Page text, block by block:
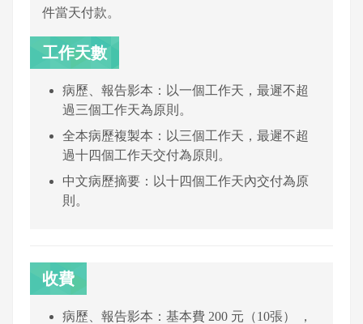
件當天付款。
工作天數
病歷、報告影本：以一個工作天，最遲不超
過三個工作天為原則。
全本病歷複製本：以三個工作天，最遲不超
過十四個工作天交付為原則。
中文病歷摘要：以十四個工作天內交付為原
則。
收費
病歷、報告影本：基本費 200 元（10張） ，